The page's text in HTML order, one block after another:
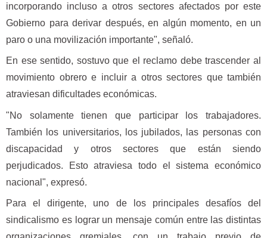
incorporando incluso a otros sectores afectados por este
Gobierno para derivar después, en algún momento, en un
paro o una movilización importante", señaló.
En ese sentido, sostuvo que el reclamo debe trascender al
movimiento obrero e incluir a otros sectores que también
atraviesan dificultades económicas.
"No solamente tienen que participar los trabajadores.
También los universitarios, los jubilados, las personas con
discapacidad y otros sectores que están siendo
perjudicados. Esto atraviesa todo el sistema económico
nacional", expresó.
Para el dirigente, uno de los principales desafíos del
sindicalismo es lograr un mensaje común entre las distintas